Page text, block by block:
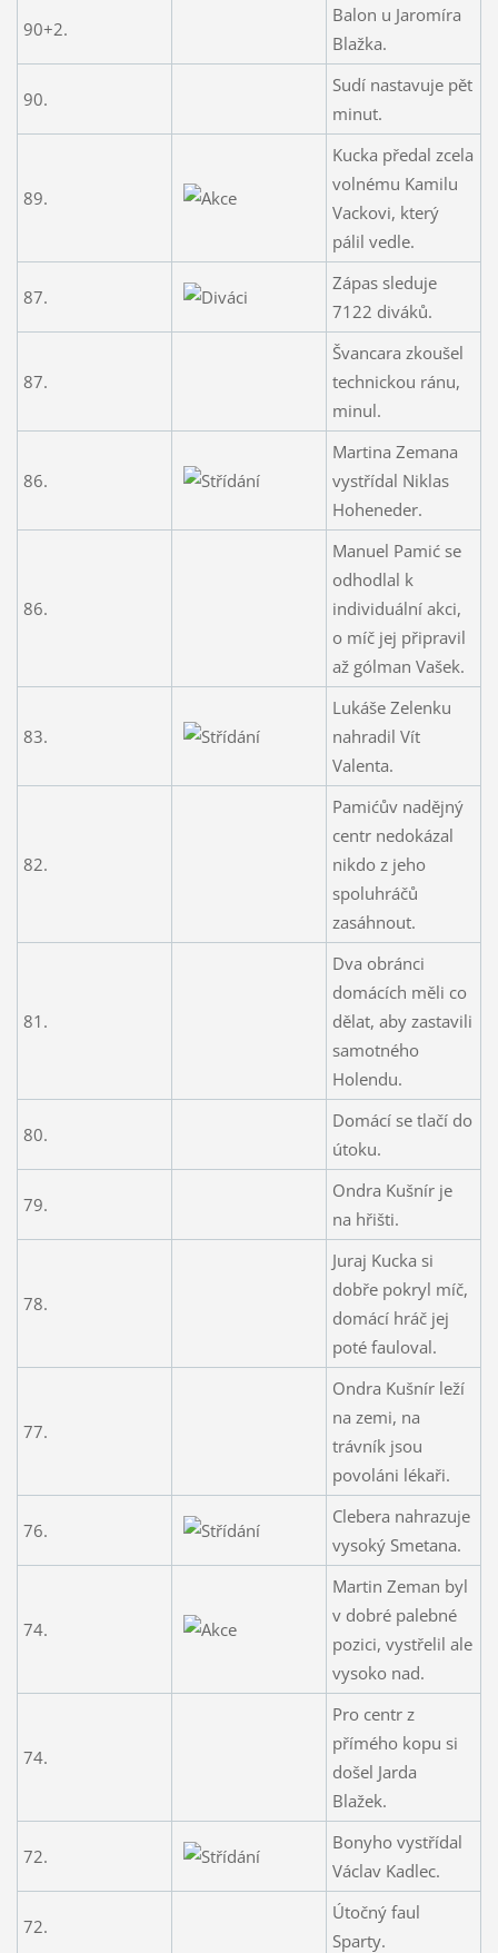
90+2.
Balon u Jaromíra
Blažka.
90.
Sudí nastavuje pět
minut.
89.
Kucka předal zcela
volnému Kamilu
Vackovi, který
pálil vedle.
87.
Zápas sleduje
7122 diváků.
87.
Švancara zkoušel
technickou ránu,
minul.
86.
Martina Zemana
vystřídal Niklas
Hoheneder.
86.
Manuel Pamić se
odhodlal k
individuální akci,
o míč jej připravil
až gólman Vašek.
83.
Lukáše Zelenku
nahradil Vít
Valenta.
82.
Pamićův nadějný
centr nedokázal
nikdo z jeho
spoluhráčů
zasáhnout.
81.
Dva obránci
domácích měli co
dělat, aby zastavili
samotného
Holendu.
80.
Domácí se tlačí do
útoku.
79.
Ondra Kušnír je
na hřišti.
78.
Juraj Kucka si
dobře pokryl míč,
domácí hráč jej
poté fauloval.
77.
Ondra Kušnír leží
na zemi, na
trávník jsou
povoláni lékaři.
76.
Clebera nahrazuje
vysoký Smetana.
74.
Martin Zeman byl
v dobré palebné
pozici, vystřelil ale
vysoko nad.
74.
Pro centr z
přímého kopu si
došel Jarda
Blažek.
72.
Bonyho vystřídal
Václav Kadlec.
72.
Útočný faul
Sparty.